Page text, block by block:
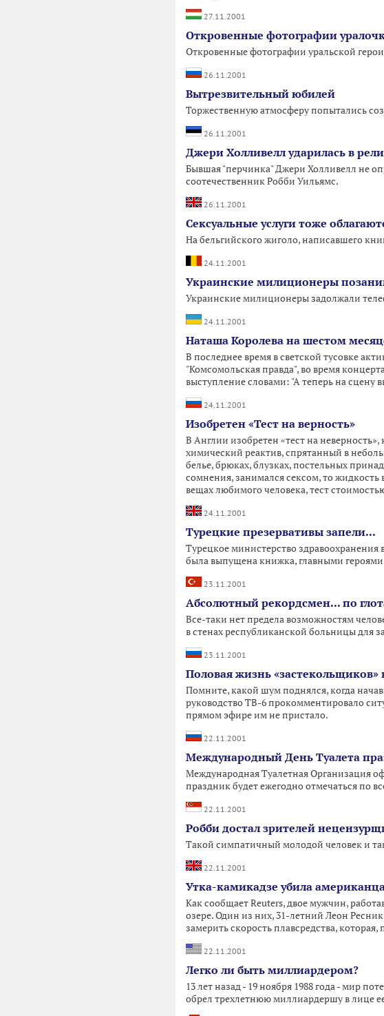
27.11.2001
Откровенные фотографии
Откровенные фотографии уральской
26.11.2001
Вытрезвительный юбилей
Торжественную атмосферу попытались
26.11.2001
Джери Холливелл ударилась в
Бывшая "перчинка" Джери Холливелл не
соотечественник Робби Уильямс.
26.11.2001
Сексуальные услуги тоже
На бельгийского жиголо, написавшего
24.11.2001
Украинские милиционеры
Украинские милиционеры задолжали
24.11.2001
Наташа Королева на шестом
В последнее время в светской тусовке
"Комсомольская правда", во время
выступление словами: "А теперь на сцену
24.11.2001
Изобретен «Тест на верность»
В Англии изобретен «тест на
химический реактив, спрятанный в
белье, брюках, блузках, постельных
сомнения, занимался сексом, то жидкость
вещах любимого человека, тест
24.11.2001
Турецкие презервативы запели...
Турецкое министерство
была выпущена книжка, главными
23.11.2001
Абсолютный рекордсмен... по
Все-таки нет предела возможностям
в стенах республиканской больницы для
23.11.2001
Половая жизнь «застекольщиков»
Помните, какой шум поднялся, когда
руководство ТВ-6 прокомментировало
прямом эфире им не пристало.
22.11.2001
Международный День Туалета
Международная Туалетная Организация
праздник будет ежегодно отмечаться по
22.11.2001
Робби достал зрителей
Такой симпатичный молодой человек и
22.11.2001
Утка-камикадзе убила
Как сообщает Reuters, двое мужчин,
озере. Один из них, 31-летний Леон Ресник
замерить скорость плавсредства,
22.11.2001
Легко ли быть миллиардером?
13 лет назад - 19 ноября 1988 года - мир
обрел трехлетнюю миллиардершу в лице